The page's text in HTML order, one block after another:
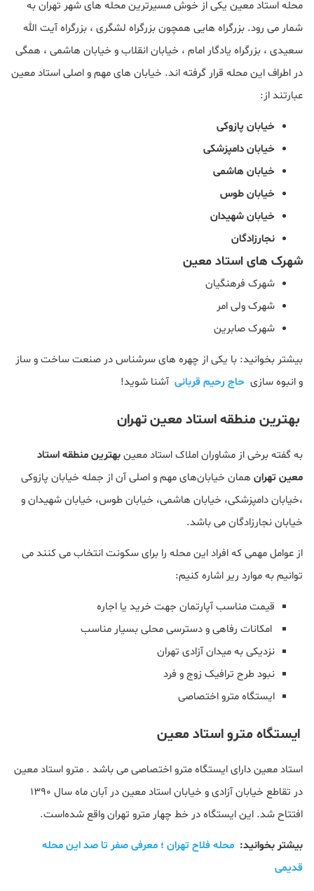
محله استاد معین یکی از خوش مسیرترین محله های شهر تهران به
شمار می رود. بزرگراه هایی همچون بزرگراه لشگری ، بزرگراه آیت الله
سعیدی ، بزرگراه یادگار امام ، خیابان انقلاب و خیابان هاشمی ، همگی
در اطراف این محله قرار گرفته اند. خیابان های مهم و اصلی استاد معین
عبارتند از:
خیابان پازوکی
خیابان دامپزشکی
خیابان هاشمی
خیابان طوس
خیابان شهیدان
نجارزادگان
شهرک های استاد معین
شهرک فرهنگیان
شهرک ولی امر
شهرک صابرین
بیشتر بخوانید: با یکی از چهره های سرشناس در صنعت ساخت و ساز
و انبوه سازی حاج رحیم قربانی آشنا شوید!
بهترین منطقه استاد معین تهران
به گفته برخی از مشاوران املاک استاد معینبهترین منطقه استاد
معین تهران همان خیابان‌های مهم و اصلی آن از جمله خیابان پازوکی
،خیابان دامپزشکی، خیابان هاشمی، خیابان طوس، خیابان شهیدان و
خیابان نجارزادگان می باشد.
از عوامل مهمی که افراد این محله را برای سکونت انتخاب می کنند می
توانیم به موارد ریر اشاره کنیم:
قیمت مناسب آپارتمان جهت خرید یا اجاره
امکانات رفاهی و دسترسی محلی بسیار مناسب
نزدیکی به میدان آزادی تهران
نبود طرح ترافیک زوج و فرد
ایستگاه مترو اختصاصی
ایستگاه مترو استاد معین
استاد معین دارای ایستگاه مترو اختصاصی می باشد . مترو استاد معین
در تقاطع خیابان آزادی و خیابان استاد معین در آبان ماه سال ۱۳۹۰
افتتاح شد. ‌این ایستگاه در خط چهار مترو تهران واقع شده‌است.
بیشتر بخوانید: محله فلاح تهران ؛ معرفی صفر تا صد این محله
قدیمی